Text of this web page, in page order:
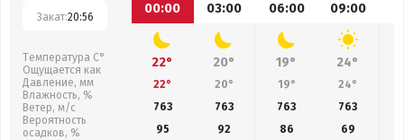
Закат:20:56
Температура С°
Ощущается как
Давление, мм
Влажность, %
Ветер, м/с
Вероятность
осадков, %
00:00
03:00 06:00 09:00
22° 20° 19° 24°
22° 20° 19° 24°
763
763 763 763
95
92 86 69